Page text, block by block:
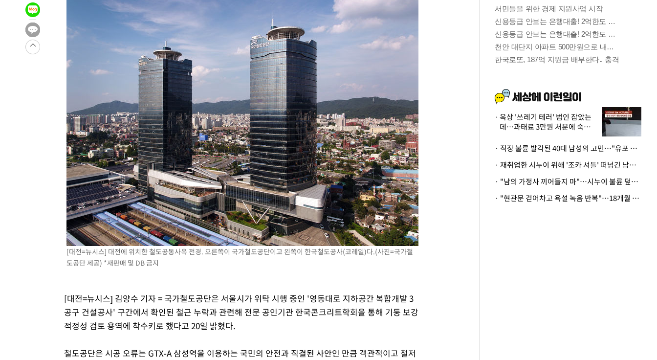
-31776초 전 >
[속보]규제합리화위원회 부위원장에 김태유 서울대 공대 교수…이
병태 후임
-28134초 전 >
[속보]국힘 윤리위, '돌려차기 발언' 진종오·서범수 징계 절차 개시
-23459초 전 >
[속보] 7월 중국 수출 23.9%↑ 수입 27.5%↑…무역총액
25.3%↑
-20619초 전 >
[속보]'채상병 순직 책임' 임성근, 항소심도 징역 3년
[속보]종합특검, '관저이전 봐주기 감사' 유병호 구속기소
민주 콩고 에볼라환자 4천명 돌파, 4053명 발생 1850명 사망
[속보]'300억원대 사기 혐의' 차가원 대표 구속 송치
"미 전국적 살모네라 식중독 원인은 멕시코산 할라피뇨"-- CDC
[속보]경찰·노동부, HL만도 평택사업장 끼임 사망 관련 압수수색
[속보]합수본, '투표율 허위 입력' 중앙·서울·경기도 선관위 등 9곳
[속보]원·달러 환율, 오전 9시 1423.8원
[속보]삼성전자·SK하이닉스 동반 강보합…1%대 상승 출발
[속보]코스닥, 5.95포인트(0.74%) 상승한 807.62개장
[속보]코스피, 6300선 재탈환…1.09% 오른 6365.07 개장
시리아 다마스쿠스 교외에서 미니버스 폭발.. 14명 부상, 3명은 중
입추에도 극한더위…서울 낮 39도 '폭염중대경보'
이란, 호르무즈서 "적국 목표물들"과 대치로 남부 케슘섬에서 두차
[속보]美, 폴리실리콘 수입 규제…파생제품 15% 관세, 120일 후 발
[속보]트럼프, 美 원정출산 금지 행정명령 서명
[속보] 뉴욕증시, 일제 하락 마감…나스닥 0.06%↓
[대전=뉴시스] 대전에 위치한 철도공동사옥 전경. 오른쪽이 국가철도공단이고 왼쪽이 한국철도공사(코레일)다.(사진=국가철
도공단 제공) *재판매 및 DB 금지
[대전=뉴시스] 김양수 기자 = 국가철도공단은 서울시가 위탁 시행 중인 '영동대로 지하공간 복합개발 3
공구 건설공사' 구간에서 확인된 철근 누락과 관련해 전문 공인기관 한국콘크리트학회을 통해 기둥 보강
적정성 검토 용역에 착수키로 했다고 20일 밝혔다.
철도공단은 시공 오류는 GTX-A 삼성역을 이용하는 국민의 안전과 직결된 사안인 만큼 객관적이고 철저
옥상 '쓰레기 테러' 범인 잡았는
데…과태료 3만원 처분에 숙박업
· 직장 불륜 발각된 40대 남성의 고민…"유포 동료 명예훼손·협박죄 고소 가능할까"
· 재취업한 시누이 위해 '조카 셔틀' 떠넘긴 남편…아내 "난 못한다"
· "남의 가정사 끼어들지 마"…시누이 불륜 덮으려는 남편에 억울한 아내
· "현관문 걷어차고 욕설 녹음 반복"…18개월 아기 키우는 집 뒤흔든 '앞집의 비극'